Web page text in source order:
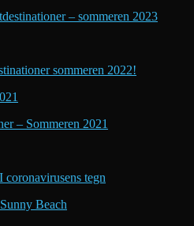
– sommeren 2023
sommeren 2022!
– Sommeren 2021
coronavirusens tegn